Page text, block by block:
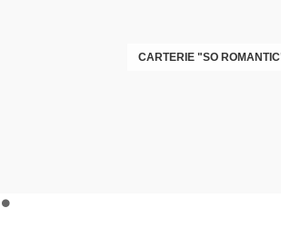
CARTERIE "SO
CARTES : THÈME PHOTO ET